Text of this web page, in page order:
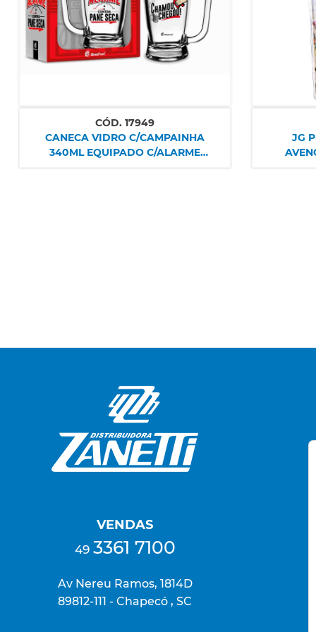
CÓD. 17949
CANECA VIDRO C/CAMPAINHA
340ML EQUIPADO C/ALARME
JG
VENDAS
49 3361 7100
Av Nereu Ramos, 1814D
89812-111 - Chapecó , SC